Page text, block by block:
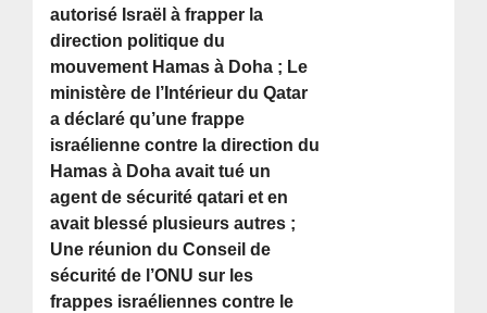
autorisé Israël à frapper la
direction politique du
mouvement Hamas à Doha ; Le
ministère de l’Intérieur du Qatar
a déclaré qu’une frappe
israélienne contre la direction du
Hamas à Doha avait tué un
agent de sécurité qatari et en
avait blessé plusieurs autres ;
Une réunion du Conseil de
sécurité de l’ONU sur les
frappes israéliennes contre le